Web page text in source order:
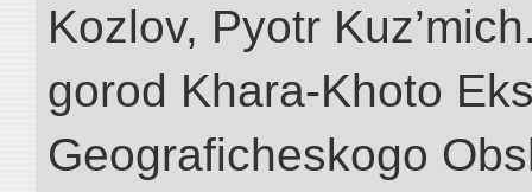
Kozlov, Pyotr
gorod Khara-Khoto
Geograficheskogo